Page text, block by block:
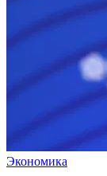
Экономика